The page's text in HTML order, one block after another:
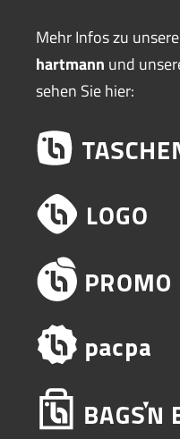
Mehr Infos zu
hartmann und
sehen Sie hier: